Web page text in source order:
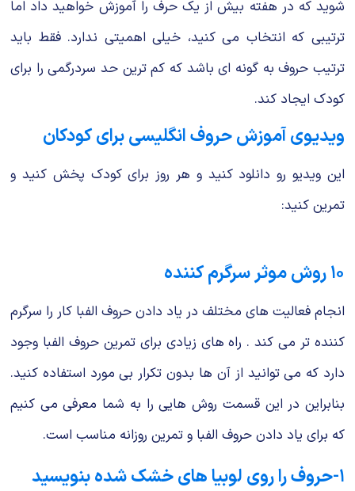
شوید که در هفته بیش از یک حرف را آموزش خواهید داد اما
ترتیبی که انتخاب می‌ کنید، خیلی اهمیتی ندارد. فقط باید
ترتیب حروف به گونه‌ ای باشد که کم ترین حد سردرگمی را برای
کودک ایجاد کند.
ویدیوی آموزش حروف انگلیسی برای کودکان
این ویدیو رو دانلود کنید و هر روز برای کودک پخش کنید و
تمرین کنید:
۱۰ روش موثر سرگرم کننده
انجام فعالیت های مختلف در یاد دادن حروف الفبا کار را سرگرم
کننده تر می کند . راه های زیادی برای تمرین حروف الفبا وجود
دارد که می ‌توانید از آن‌ ها بدون تکرار بی مورد استفاده کنید.
بنابراین در این قسمت روش هایی را به شما معرفی می کنیم
که برای یاد دادن حروف الفبا و تمرین روزانه مناسب است.
۱-حروف را روی لوبیا های خشک شده بنویسید